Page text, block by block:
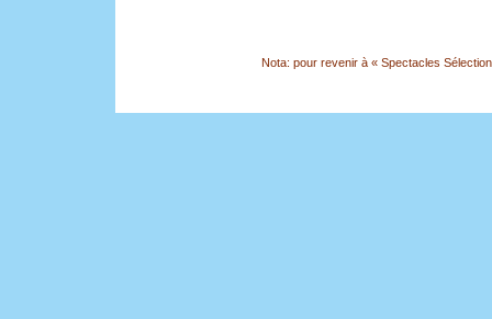
Nota: pour revenir à « Spectacles